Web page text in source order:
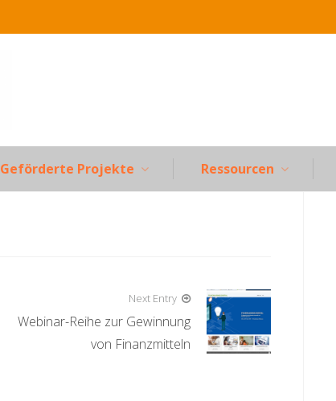
Geförderte Projekte Ressourcen
Next Entry
Webinar-Reihe zur Gewinnung
von Finanzmitteln